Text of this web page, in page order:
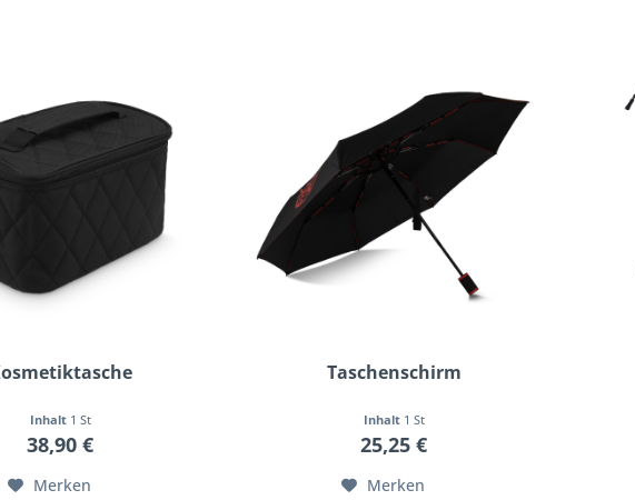
Inhalt 1 St
38,90 €
Merken
Taschenschirm
Inhalt 1 St
25,25 €
Merken